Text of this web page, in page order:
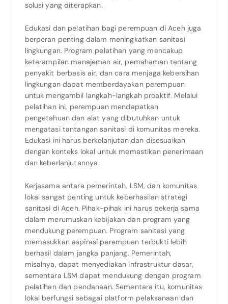
solusi yang diterapkan.
Edukasi dan pelatihan bagi perempuan di Aceh juga
berperan penting dalam meningkatkan sanitasi
lingkungan. Program pelatihan yang mencakup
keterampilan manajemen air, pemahaman tentang
penyakit berbasis air, dan cara menjaga kebersihan
lingkungan dapat memberdayakan perempuan
untuk mengambil langkah-langkah proaktif. Melalui
pelatihan ini, perempuan mendapatkan
pengetahuan dan alat yang dibutuhkan untuk
mengatasi tantangan sanitasi di komunitas mereka.
Edukasi ini harus berkelanjutan dan disesuaikan
dengan konteks lokal untuk memastikan penerimaan
dan keberlanjutannya.
Kerjasama antara pemerintah, LSM, dan komunitas
lokal sangat penting untuk keberhasilan strategi
sanitasi di Aceh. Pihak-pihak ini harus bekerja sama
dalam merumuskan kebijakan dan program yang
mendukung perempuan. Program sanitasi yang
memasukkan aspirasi perempuan terbukti lebih
berhasil dalam jangka panjang. Pemerintah,
misalnya, dapat menyediakan infrastruktur dasar,
sementara LSM dapat mendukung dengan program
pelatihan dan pendanaan. Sementara itu, komunitas
lokal berfungsi sebagai platform pelaksanaan dan